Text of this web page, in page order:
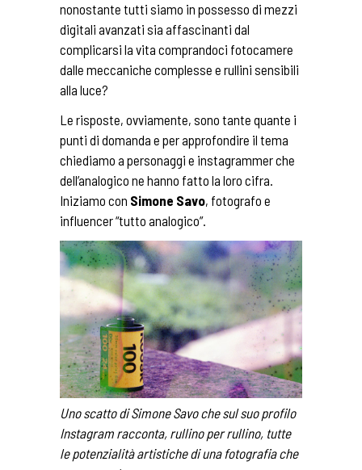
nonostante tutti siamo in possesso di mezzi
digitali avanzati sia affascinanti dal
complicarsi la vita comprandoci fotocamere
dalle meccaniche complesse e rullini sensibili
alla luce?
Le risposte, ovviamente, sono tante quante i
punti di domanda e per approfondire il tema
chiediamo a personaggi e instagrammer che
dell’analogico ne hanno fatto la loro cifra.
Iniziamo con Simone Savo, fotografo e
influencer “tutto analogico”.
Uno scatto di Simone Savo che sul suo profilo
Instagram racconta, rullino per rullino, tutte
le potenzialità artistiche di una fotografia che